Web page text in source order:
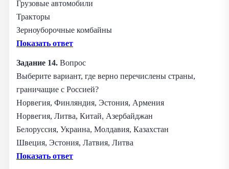
Грузовые автомобили
Тракторы
Зерноуборочные комбайны
Показать ответ
Задание 14. Вопрос
Выберите вариант, где верно перечислены страны,
граничащие с Россией?
Норвегия, Финляндия, Эстония, Армения
Норвегия, Литва, Китай, Азербайджан
Белоруссия, Украина, Молдавия, Казахстан
Швеция, Эстония, Латвия, Литва
Показать ответ